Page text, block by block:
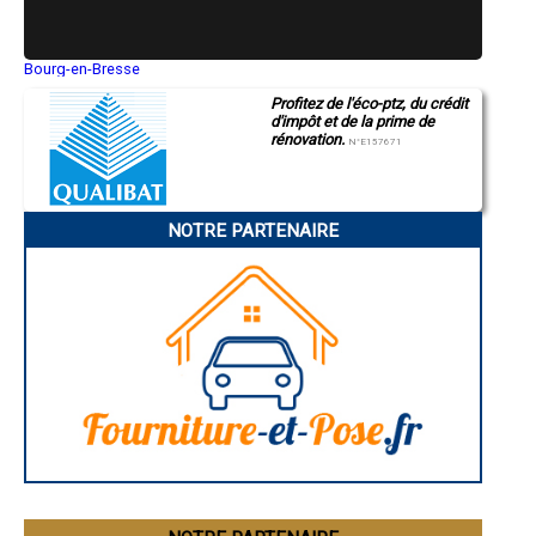
- Entreprise de rénovation immobilière à Steinbourg
- Entreprise de rénovation immobilière à Ebersheim
- Entreprise de rénovation immobilière à Griesheim-près-Molsheim
- Entreprise de rénovation immobilière à Herbitzheim
- Entreprise de rénovation immobilière à Beinheim
- Entreprise de rénovation immobilière à Muttersholtz
- Entreprise de rénovation immobilière à Dambach-la-Ville
- Entreprise de rénovation immobilière à Andlau
- Entreprise de rénovation immobilière à Seebach
- Entreprise de rénovation immobilière à Entzheim
- Entreprise de rénovation immobilière à Wœrth
- Entreprise de rénovation immobilière à Oberhaslach
- Entreprise de rénovation immobilière à Ville
- Entreprise de rénovation immobilière à Mommenheim
- Entreprise de rénovation immobilière à Lembach
- Entreprise de rénovation immobilière à Still
- Entreprise de rénovation immobilière à Mittelhausbergen
- Entreprise de rénovation immobilière à Nordhouse
- Entreprise de rénovation immobilière à Wingen-sur-Moder
Bourg-en-Bresse
Montluçon
Manosque
Gap
Charleville-Mézières
Pamiers
Narbonne
Saint-Brieuc
Besançon
Évreux
Profitez de l'éco-ptz, du crédit
d'impôt et de la prime de
rénovation. N°E157671
NOTRE PARTENAIRE